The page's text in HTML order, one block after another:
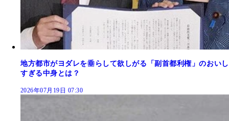
地方都市がヨダレを垂らして欲しがる「副首都利権」のおいし
すぎる中身とは？
2026年07月19日 07:30